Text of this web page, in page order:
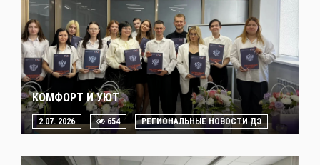
КОМФОРТ И УЮТ
2.07. 2026 654 РЕГИОНАЛЬНЫЕ НОВОСТИ ДЭ